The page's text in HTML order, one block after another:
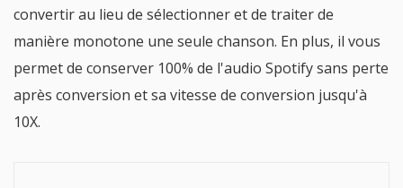
convertir au lieu de sélectionner et de traiter de
manière monotone une seule chanson. En plus, il vous
permet de conserver 100% de l'audio Spotify sans perte
après conversion et sa vitesse de conversion jusqu'à
10X.